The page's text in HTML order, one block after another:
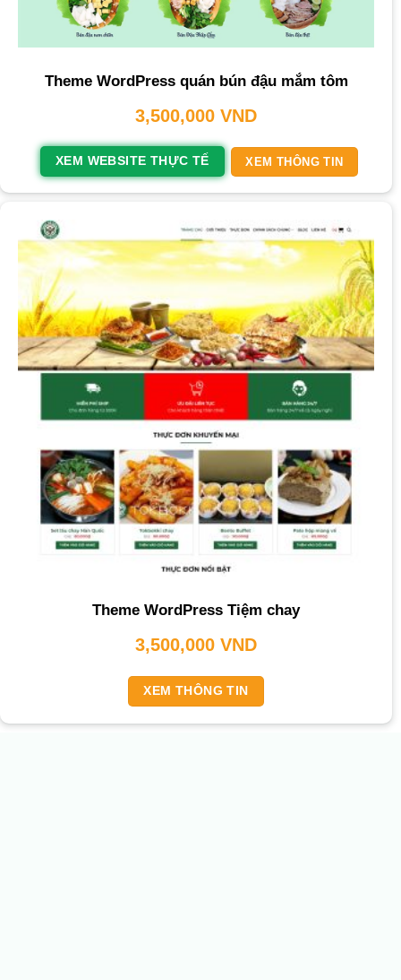
Theme WordPress quán bún đậu mắm tôm
3,500,000 VND
XEM WEBSITE THỰC TẾ XEM THÔNG TIN
Theme WordPress Tiệm chay
3,500,000 VND
XEM THÔNG TIN